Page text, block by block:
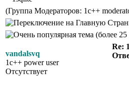
(Группа Модераторов: 1c++
vandalsvq
1c++ power user
Отсутствует
Re: